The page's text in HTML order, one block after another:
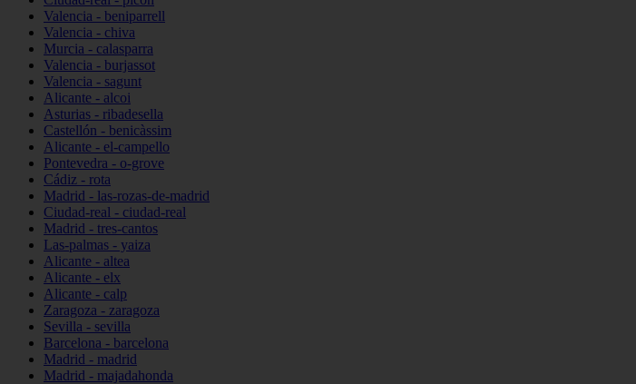
Valencia - beniparrell
Valencia - chiva
Murcia - calasparra
Valencia - burjassot
Valencia - sagunt
Alicante - alcoi
Asturias - ribadesella
Castellón - benicàssim
Alicante - el-campello
Pontevedra - o-grove
Cádiz - rota
Madrid - las-rozas-de-madrid
Ciudad-real - ciudad-real
Madrid - tres-cantos
Las-palmas - yaiza
Alicante - altea
Alicante - elx
Alicante - calp
Zaragoza - zaragoza
Sevilla - sevilla
Barcelona - barcelona
Madrid - madrid
Madrid - majadahonda